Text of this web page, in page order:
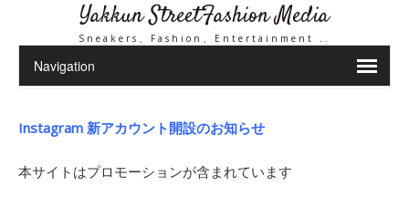
Yakkun StreetFashion Media
Sneakers、Fashion、Entertainment ..
Instagram 新アカウント開設のお知らせ
本サイトはプロモーションが含まれています